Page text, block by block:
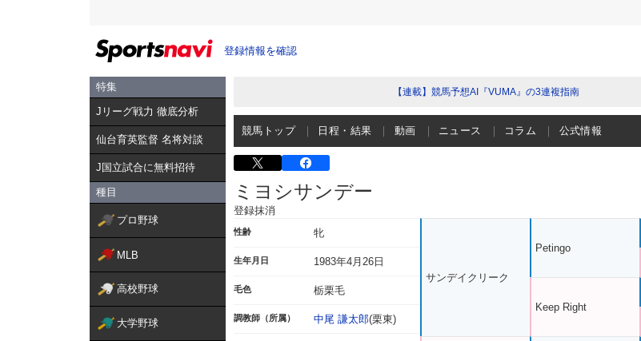
登録情報を確認
特集
Jリーグ戦力 徹底分析
仙台育英監督 名将対談
J国立試合に無料招待
種目
プロ野球
MLB
高校野球
大学野球
【連載】競馬予想AI『VUMA』の3連複指南
競馬トップ 日程・結果 動画 ニュース コラム 公式情報
ミヨシサンデー
登録抹消
性齢 牝
生年月日 1983年4月26日
毛色 栃栗毛
調教師（所属） 中尾 謙太郎(栗東)
サンデイクリーク
Petingo
Keep Right